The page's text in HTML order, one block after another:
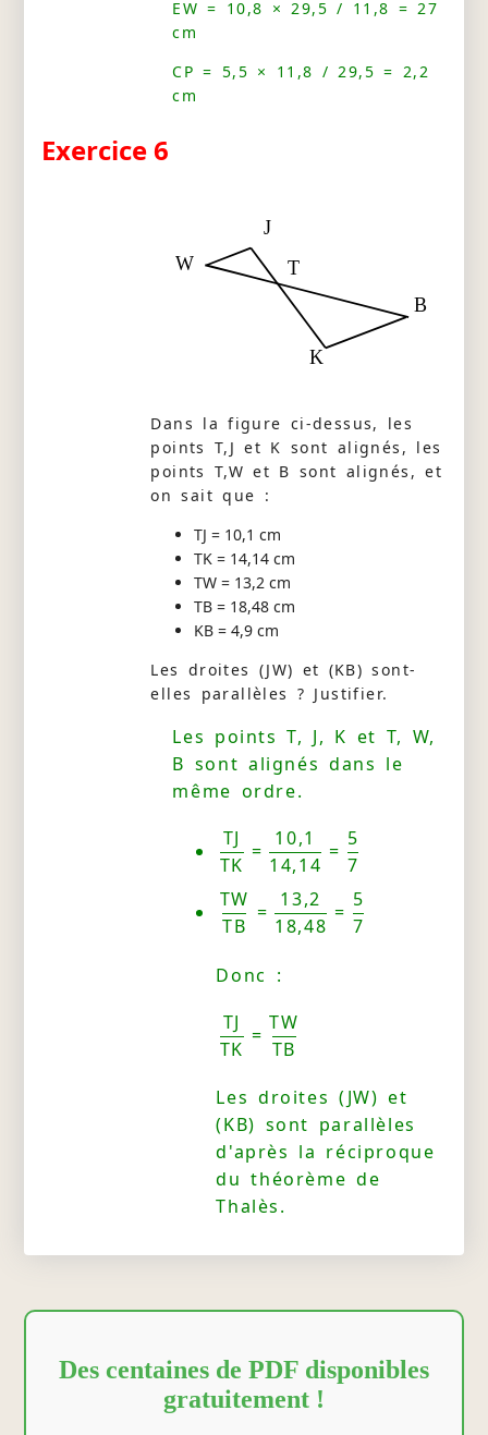
EW = 10,8 × 29,5 / 11,8 = 27
cm
CP = 5,5 × 11,8 / 29,5 = 2,2
cm
Exercice 6
B
T
K
J
W
Dans la figure ci-dessus, les
points T,J et K sont alignés, les
points T,W et B sont alignés, et
on sait que :
TJ = 10,1 cm
TK = 14,14 cm
TW = 13,2 cm
TB = 18,48 cm
KB = 4,9 cm
Les droites (JW) et (KB) sont-
elles parallèles ? Justifier.
Les points T, J, K et T, W,
B sont alignés dans le
même ordre.
TJ
TK
=
10,1
14,14
=
5
7
TW
TB
=
13,2
18,48
=
5
7
Donc :
TJ
TK
=
TW
TB
Les droites (JW) et
(KB) sont parallèles
d'après la réciproque
du théorème de
Thalès.
Des centaines de PDF disponibles
gratuitement !